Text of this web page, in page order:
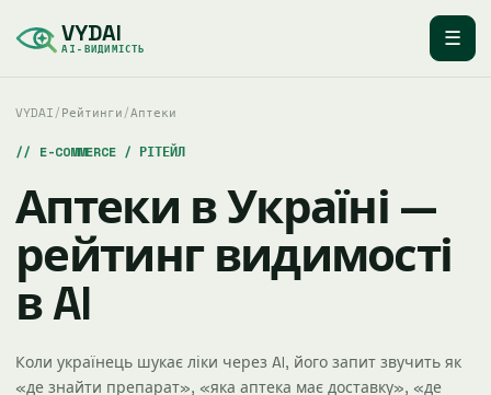
VYDAI
AI-ВИДИМІСТЬ ☰
VYDAI/Рейтинги/Аптеки
E-COMMERCE / РІТЕЙЛ
Аптеки в Україні —
рейтинг видимості
в AI
Коли українець шукає ліки через AI, його запит звучить як
«де знайти препарат», «яка аптека має доставку», «де